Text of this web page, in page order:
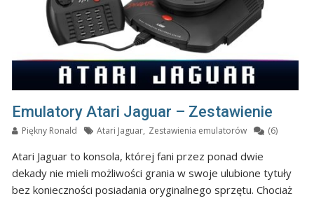
Emulatory Atari Jaguar – Zestawienie
Piękny Ronald Atari Jaguar, Zestawienia emulatorów (6)
Atari Jaguar to konsola, której fani przez ponad dwie
dekady nie mieli możliwości grania w swoje ulubione tytuły
bez konieczności posiadania oryginalnego sprzętu. Chociaż